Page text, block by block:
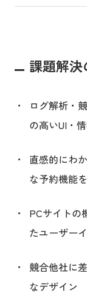
課題解決
ログ解析・
の高いUI・
直感的にわ
な予約機能
PCサイトの
たユーザー
競合他社に
なデザイン